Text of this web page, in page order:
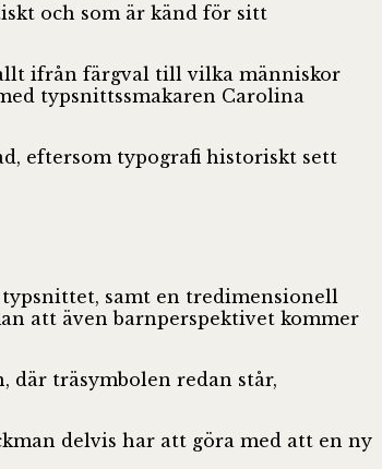
och som är känd för sitt
allt ifrån färgval till vilka människor
typsnittssmakaren Carolina
eftersom typografi historiskt sett
samt en tredimensionell
att även barnperspektivet kommer
där träsymbolen redan står,
delvis har att göra med att en ny